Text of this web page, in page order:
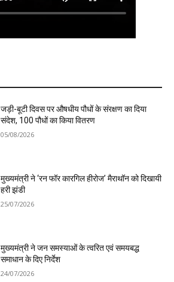
जड़ी-बूटी दिवस पर औषधीय पौधों के संरक्षण का दिया
संदेश, 100 पौधों का किया वितरण
05/08/2026
मुख्यमंत्री ने ‘रन फॉर कारगिल हीरोज’ मैराथॉन को दिखायी
हरी झंडी
25/07/2026
मुख्यमंत्री ने जन समस्याओं के त्वरित एवं समयबद्ध
समाधान के दिए निर्देश
24/07/2026